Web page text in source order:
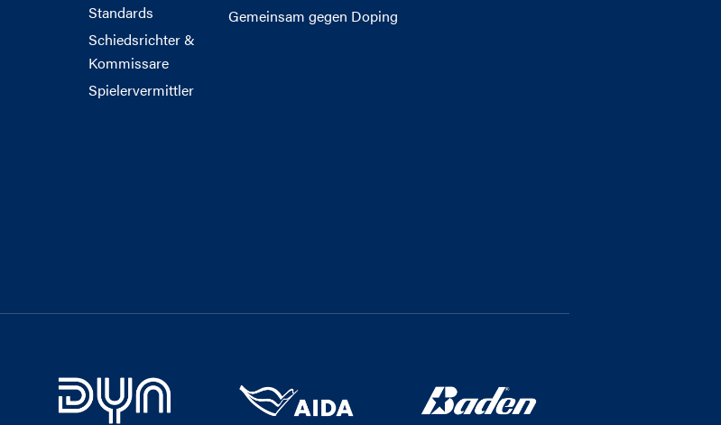
Standards
Schiedsrichter &
Kommissare
Spielervermittler
Gemeinsam gegen Doping